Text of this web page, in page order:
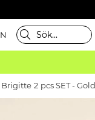
Brigitte 2 pcs SET - Gold